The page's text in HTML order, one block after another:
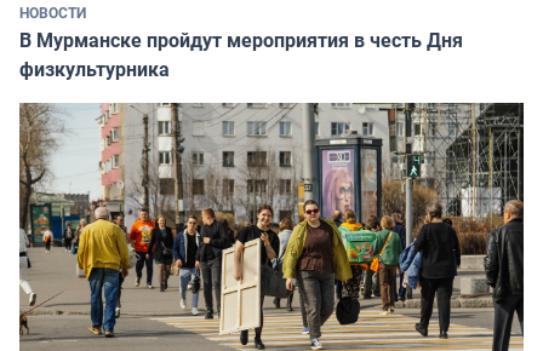
НОВОСТИ
В Мурманске пройдут мероприятия в честь Дня
физкультурника